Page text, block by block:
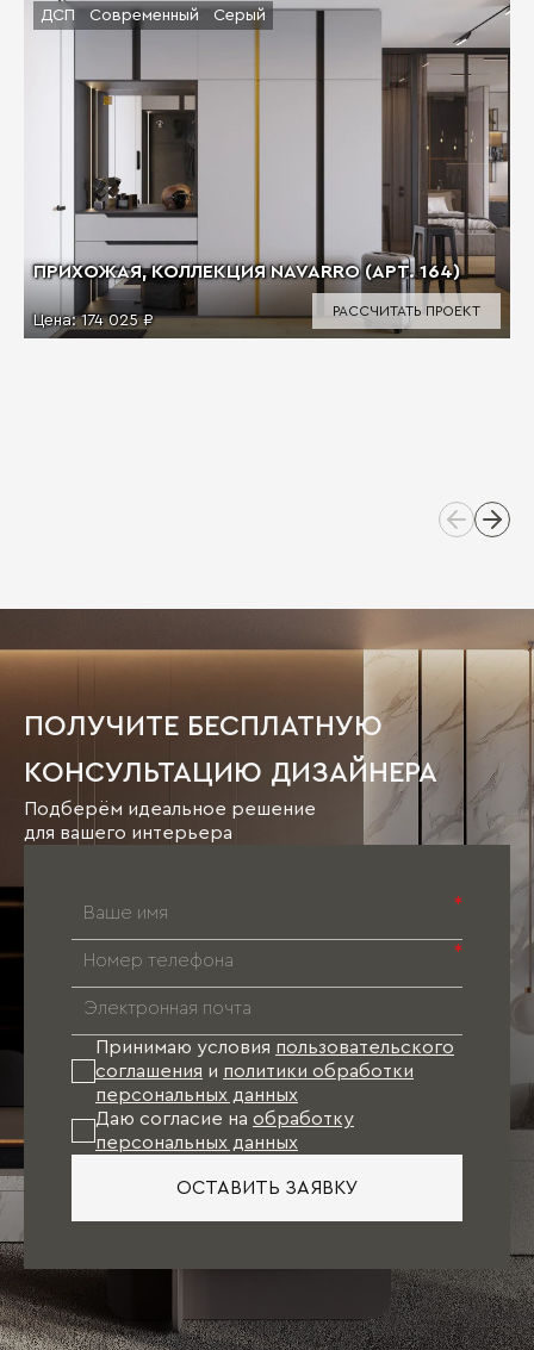
ПРИХОЖАЯ, КОЛЛЕКЦИЯ NAVARRO (АРТ. 164)
Цена:174 025 ₽
ДСП Современный Серый
РАССЧИТАТЬ ПРОЕКТ
ПОЛУЧИТЕ БЕСПЛАТНУЮ
КОНСУЛЬТАЦИЮ ДИЗАЙНЕРА
Подберём идеальное решение
для вашего интерьера
*
*
Принимаю условия пользовательского
соглашения и политики обработки
персональных данных
Даю согласие на обработку
персональных данных
ОСТАВИТЬ ЗАЯВКУ